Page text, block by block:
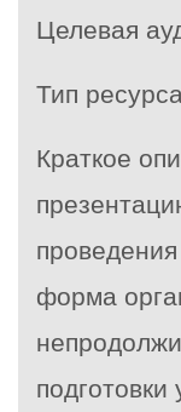
Целевая
Тип
Краткое
форма